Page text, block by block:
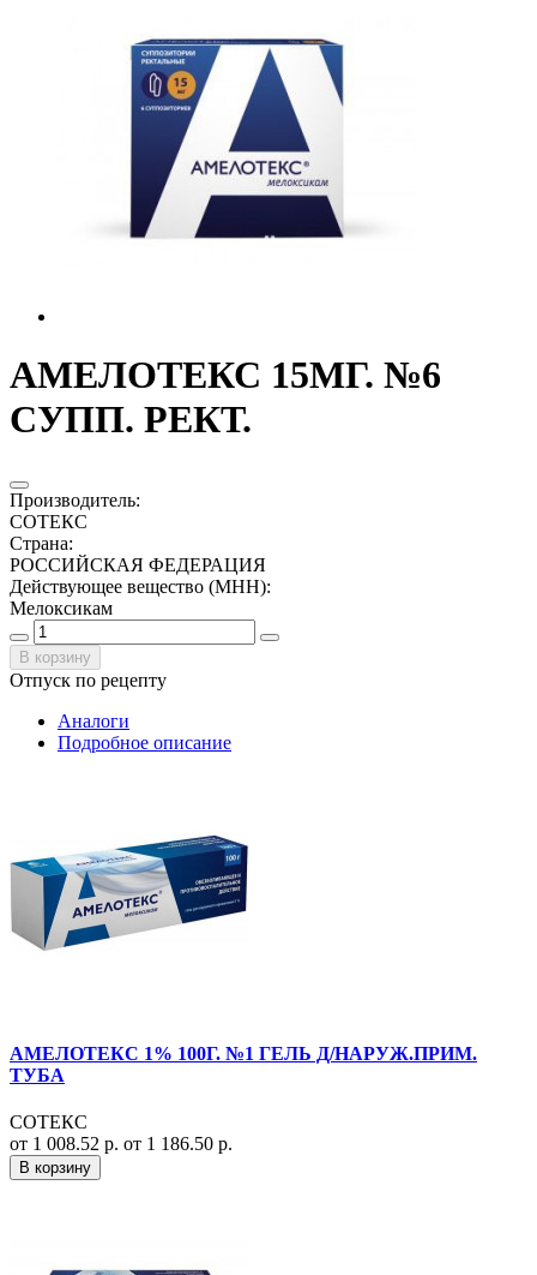
АМЕЛОТЕКС 15МГ. №6
СУПП. РЕКТ.
Производитель:
СОТЕКС
Страна:
РОССИЙСКАЯ ФЕДЕРАЦИЯ
Действующее вещество (МНН):
Мелоксикам
В корзину
Отпуск по рецепту
Аналоги
Подробное описание
АМЕЛОТЕКС 1% 100Г. №1 ГЕЛЬ Д/НАРУЖ.ПРИМ.
ТУБА
СОТЕКС
от 1 008.52 р. от 1 186.50 р.
В корзину